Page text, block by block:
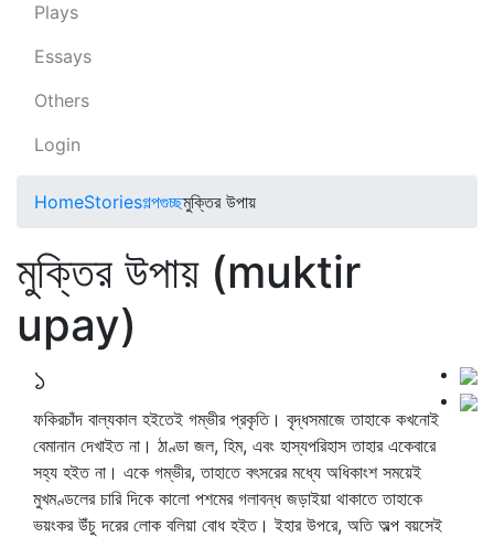
Plays
Essays
Others
Login
HomeStoriesগল্পগুচ্ছমুক্তির উপায়
মুক্তির উপায় (muktir
upay)
১
ফকিরচাঁদ বাল্যকাল হইতেই গম্ভীর প্রকৃতি। বৃদ্ধসমাজে তাহাকে কখনোই
বেমানান দেখাইত না। ঠাণ্ডা জল, হিম, এবং হাস্যপরিহাস তাহার একেবারে
সহ্য হইত না। একে গম্ভীর, তাহাতে বৎসরের মধ্যে অধিকাংশ সময়েই
মুখমণ্ডলের চারি দিকে কালো পশমের গলাবন্ধ জড়াইয়া থাকাতে তাহাকে
ভয়ংকর উঁচু দরের লোক বলিয়া বোধ হইত। ইহার উপরে, অতি অল্প বয়সেই